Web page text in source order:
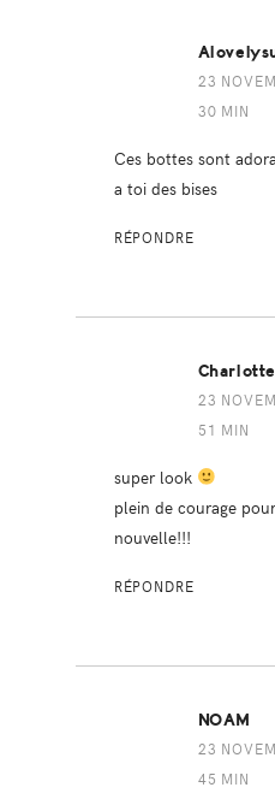
23
30 MIN
Ces bottes sont
a toi des bises
RÉPONDRE
Charlotte
23
51 MIN
super look
plein de courage
nouvelle!!!
RÉPONDRE
NOAM
23
45 MIN